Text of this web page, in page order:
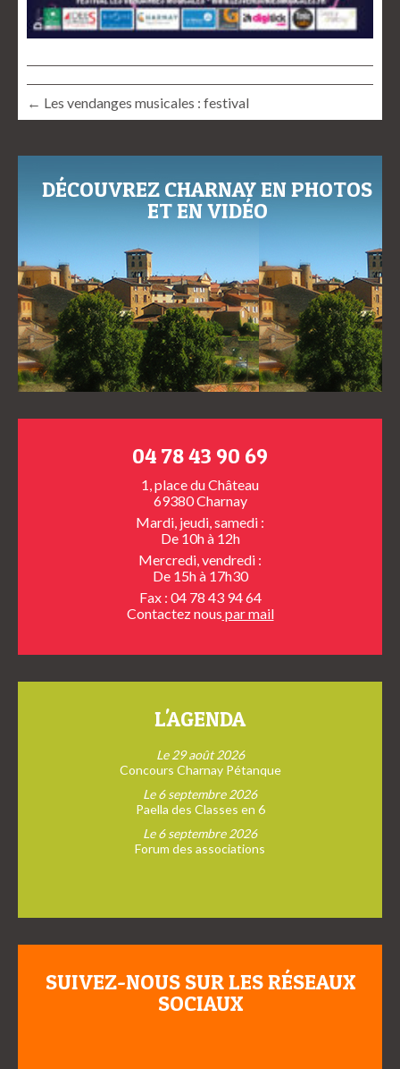
← Les vendanges musicales : festival
DÉCOUVREZ CHARNAY EN PHOTOS
ET EN VIDÉO
04 78 43 90 69
1, place du Château
69380 Charnay
Mardi, jeudi, samedi :
De 10h à 12h
Mercredi, vendredi :
De 15h à 17h30
Fax : 04 78 43 94 64
Contactez nous par mail
L'AGENDA
Le 29 août 2026
Concours Charnay Pétanque
Le 6 septembre 2026
Paella des Classes en 6
Le 6 septembre 2026
Forum des associations
SUIVEZ-NOUS SUR LES RÉSEAUX
SOCIAUX